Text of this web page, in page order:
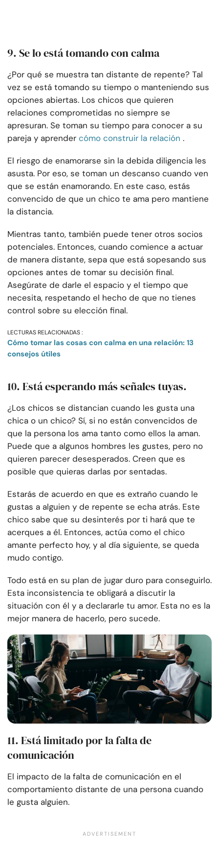
9. Se lo está tomando con calma
¿Por qué se muestra tan distante de repente? Tal
vez se está tomando su tiempo o manteniendo sus
opciones abiertas. Los chicos que quieren
relaciones comprometidas no siempre se
apresuran. Se toman su tiempo para conocer a su
pareja y aprender cómo construir la relación .
El riesgo de enamorarse sin la debida diligencia les
asusta. Por eso, se toman un descanso cuando ven
que se están enamorando. En este caso, estás
convencido de que un chico te ama pero mantiene
la distancia.
Mientras tanto, también puede tener otros socios
potenciales. Entonces, cuando comience a actuar
de manera distante, sepa que está sopesando sus
opciones antes de tomar su decisión final.
Asegúrate de darle el espacio y el tiempo que
necesita, respetando el hecho de que no tienes
control sobre su elección final.
LECTURAS RELACIONADAS :
Cómo tomar las cosas con calma en una relación: 13
consejos útiles
10. Está esperando más señales tuyas.
¿Los chicos se distancian cuando les gusta una
chica o un chico? Sí, si no están convencidos de
que la persona los ama tanto como ellos la aman.
Puede que a algunos hombres les gustes, pero no
quieren parecer desesperados. Creen que es
posible que quieras darlas por sentadas.
Estarás de acuerdo en que es extraño cuando le
gustas a alguien y de repente se echa atrás. Este
chico sabe que su desinterés por ti hará que te
acerques a él. Entonces, actúa como el chico
amante perfecto hoy, y al día siguiente, se queda
mudo contigo.
Todo está en su plan de jugar duro para conseguirlo.
Esta inconsistencia te obligará a discutir la
situación con él y a declararle tu amor. Esta no es la
mejor manera de hacerlo, pero sucede.
11. Está limitado por la falta de
comunicación
El impacto de la falta de comunicación en el
comportamiento distante de una persona cuando
le gusta alguien.